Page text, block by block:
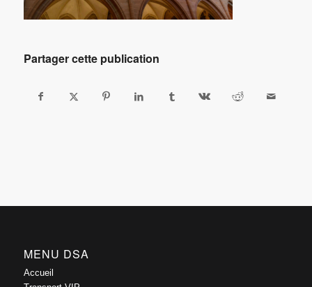
Partager cette publication
MENU DSA
Accueil